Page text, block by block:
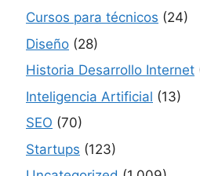
Cursos para técnicos (24)
Diseño (28)
Historia Desarrollo Internet
Inteligencia Artificial (13)
SEO (70)
Startups (123)